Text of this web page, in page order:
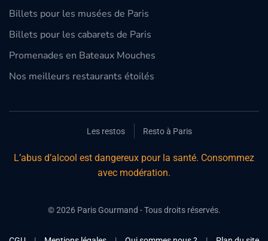
Billets pour les musées de Paris
Billets pour les cabarets de Paris
Promenades en Bateaux Mouches
Nos meilleurs restaurants étoilés
Les restos Resto à Paris
L’abus d’alcool est dangereux pour la santé. Consommez
avec modération.
©2026Paris Gourmand - Tous droits réservés.